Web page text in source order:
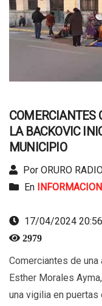
COMERCIANTES
LA BACKOVIC
MUNICIPIO
Por ORURO
En
17/04/2024
2979
Comerciantes de
Esther Morales
una vigilia en puertas